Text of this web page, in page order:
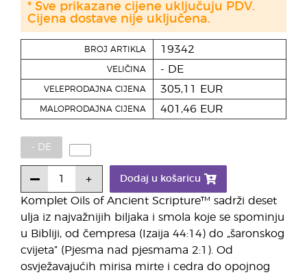
Komplet Oils of Ancient Scripture™ sadrži deset
ulja iz najvažnijih biljaka i smola koje se spominju
u Bibliji, od čempresa (Izaija 44:14) do „šaronskog
cvijeta” (Pjesma nad pjesmama 2:1). Od
osvježavajućih mirisa mirte i cedra do opojnog
BROJ ARTIKLA 19342
VELIČINA - DE
VELEPRODAJNA CIJENA 305,11 EUR
MALOPRODAJNA CIJENA 401,46 EUR
- DE
Dodaj u košaricu
* Sve prikazane cijene uključuju PDV.
Cijena dostave nije uključena.